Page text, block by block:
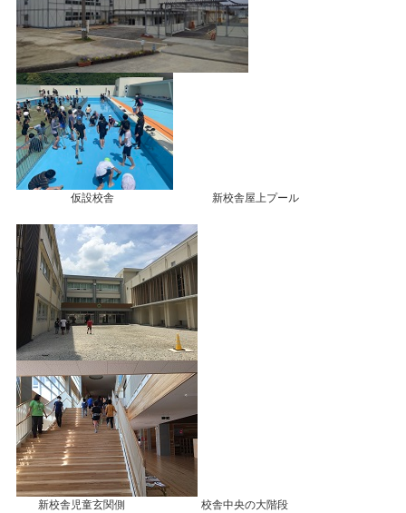
仮設校舎 新校舎屋上プール
新校舎児童玄関側 校舎中央の大階段